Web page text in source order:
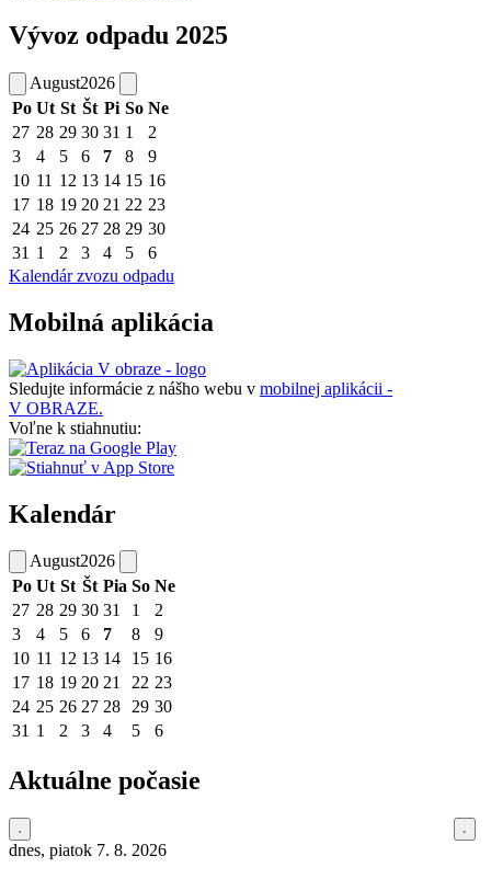
Vývoz odpadu 2025
August2026
Po Ut St Št Pi So Ne
27 28 29 30 31 1
2
3
4 5 6 7 8
9
10 11 12 13 14 15 16
17 18 19 20 21 22 23
24 25 26 27 28 29 30
31 1 2 3 4 5
6
Kalendár zvozu odpadu
Mobilná aplikácia
Sledujte informácie z nášho webu v mobilnej aplikácii -
V OBRAZE.
Voľne k stiahnutiu:
Kalendár
August2026
Po Ut St Št Pia So Ne
27 28 29 30 31 1
2
3
4 5 6 7 8
9
10 11 12 13 14 15 16
17 18 19 20 21 22 23
24 25 26 27 28 29 30
31 1 2 3 4 5 6
Aktuálne počasie
dnes, piatok 7. 8. 2026